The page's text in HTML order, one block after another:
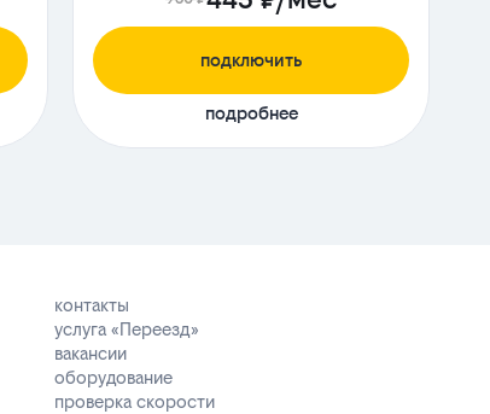
подключить
подробнее
контакты
услуга «Переезд»
вакансии
оборудование
проверка скорости